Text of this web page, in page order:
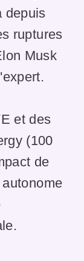
depuis
ruptures
Musk
et des
(100
de